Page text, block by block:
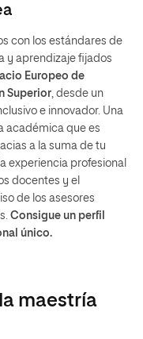
con los estándares de
y aprendizaje fijados
Europeo de
Superior, desde un
e innovador. Una
académica que es
a la suma de tu
experiencia profesional
docentes y el
de los asesores
Consigue un perfil
único.
maestría